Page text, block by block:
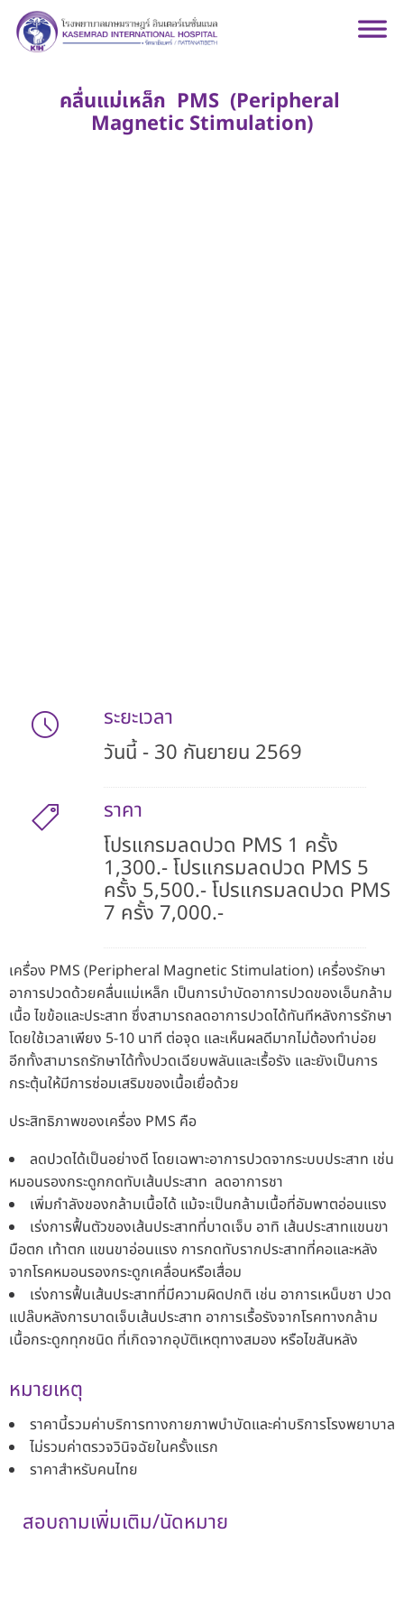
คลื่นแม่เหล็ก PMS (Peripheral
Magnetic Stimulation)
ระยะเวลา
วันนี้ - 30 กันยายน 2569
ราคา
โปรแกรมลดปวด PMS 1 ครั้ง
1,300.- โปรแกรมลดปวด PMS 5
ครั้ง 5,500.- โปรแกรมลดปวด PMS
7 ครั้ง 7,000.-
เครื่อง PMS (Peripheral Magnetic Stimulation) เครื่องรักษา
อาการปวดด้วยคลื่นแม่เหล็ก เป็นการบำบัดอาการปวดของเอ็นกล้าม
เนื้อ ไขข้อและประสาท ซึ่งสามารถลดอาการปวดได้ทันทีหลังการรักษา
โดยใช้เวลาเพียง 5-10 นาที ต่อจุด และเห็นผลดีมากไม่ต้องทำบ่อย
อีกทั้งสามารถรักษาได้ทั้งปวดเฉียบพลันและเรื้อรัง และยังเป็นการ
กระตุ้นให้มีการซ่อมเสริมของเนื้อเยื่อด้วย
ประสิทธิภาพของเครื่อง PMS คือ
ลดปวดได้เป็นอย่างดี โดยเฉพาะอาการปวดจากระบบประสาท เช่น
หมอนรองกระดูกกดทับเส้นประสาท ลดอาการชา
เพิ่มกำลังของกล้ามเนื้อได้ แม้จะเป็นกล้ามเนื้อที่อัมพาตอ่อนแรง
เร่งการฟื้นตัวของเส้นประสาทที่บาดเจ็บ อาทิ เส้นประสาทแขนขา
มือตก เท้าตก แขนขาอ่อนแรง การกดทับรากประสาทที่คอและหลัง
จากโรคหมอนรองกระดูกเคลื่อนหรือเสื่อม
เร่งการฟื้นเส้นประสาทที่มีความผิดปกติ เช่น อาการเหน็บชา ปวด
แปล๊บหลังการบาดเจ็บเส้นประสาท อาการเรื้อรังจากโรคทางกล้าม
เนื้อกระดูกทุกชนิด ที่เกิดจากอุบัติเหตุทางสมอง หรือไขสันหลัง
หมายเหตุ
ราคานี้รวมค่าบริการทางกายภาพบำบัดและค่าบริการโรงพยาบาล
ไม่รวมค่าตรวจวินิจฉัยในครั้งแรก
ราคาสำหรับคนไทย
สอบถามเพิ่มเติม/นัดหมาย